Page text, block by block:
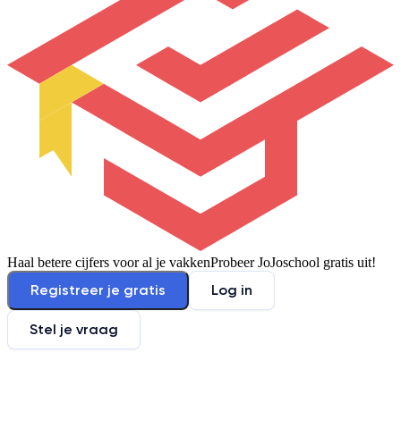
Haal betere cijfers voor al je vakkenProbeer JoJoschool gratis uit!
Registreer je gratis Log in
Stel je vraag